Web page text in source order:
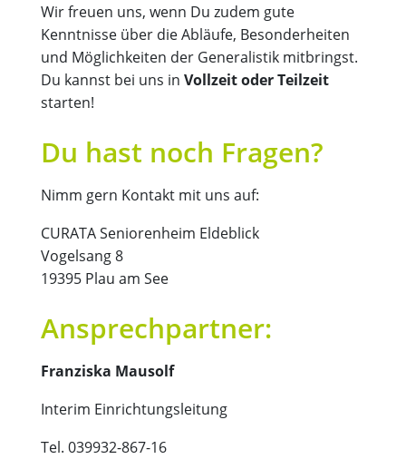
Wir freuen uns, wenn Du zudem gute
Kenntnisse über die Abläufe, Besonderheiten
und Möglichkeiten der Generalistik mitbringst.
Du kannst bei uns in Vollzeit oder Teilzeit
starten!
Du hast noch Fragen?
Nimm gern Kontakt mit uns auf:
CURATA Seniorenheim Eldeblick
Vogelsang 8
19395 Plau am See
Ansprechpartner:
Franziska Mausolf
Interim Einrichtungsleitung
Tel. 039932-867-16